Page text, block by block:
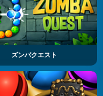
ズンバクエスト